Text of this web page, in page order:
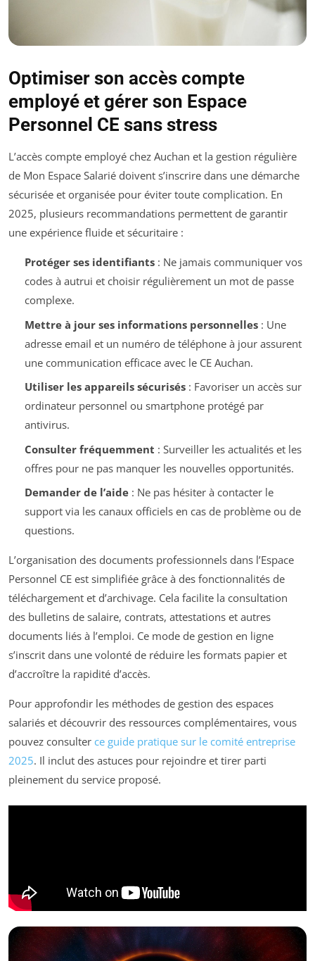
Optimiser son accès compte
employé et gérer son Espace
Personnel CE sans stress
L’accès compte employé chez Auchan et la gestion régulière
de Mon Espace Salarié doivent s’inscrire dans une démarche
sécurisée et organisée pour éviter toute complication. En
2025, plusieurs recommandations permettent de garantir
une expérience fluide et sécuritaire :
Protéger ses identifiants: Ne jamais communiquer vos
codes à autrui et choisir régulièrement un mot de passe
complexe.
Mettre à jour ses informations personnelles: Une
adresse email et un numéro de téléphone à jour assurent
une communication efficace avec le CE Auchan.
Utiliser les appareils sécurisés: Favoriser un accès sur
ordinateur personnel ou smartphone protégé par
antivirus.
Consulter fréquemment : Surveiller les actualités et les
offres pour ne pas manquer les nouvelles opportunités.
Demander de l’aide: Ne pas hésiter à contacter le
support via les canaux officiels en cas de problème ou de
questions.
L’organisation des documents professionnels dans l’Espace
Personnel CE est simplifiée grâce à des fonctionnalités de
téléchargement et d’archivage. Cela facilite la consultation
des bulletins de salaire, contrats, attestations et autres
documents liés à l’emploi. Ce mode de gestion en ligne
s’inscrit dans une volonté de réduire les formats papier et
d’accroître la rapidité d’accès.
Pour approfondir les méthodes de gestion des espaces
salariés et découvrir des ressources complémentaires, vous
pouvez consulter ce guide pratique sur le comité entreprise
2025. Il inclut des astuces pour rejoindre et tirer parti
pleinement du service proposé.